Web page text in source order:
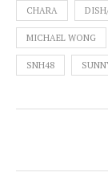
CHARA
MICHAEL WONG
SNH48